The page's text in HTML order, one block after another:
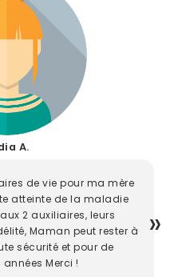
A.
de vie pour ma mère
atteinte de la maladie
2 auxiliaires, leurs
Maman peut rester à
sécurité et pour de
Merci !